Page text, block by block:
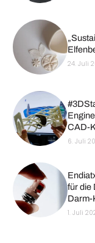
24. Juli
CAD-
6. Juli
für die
Darm-
1. Juli